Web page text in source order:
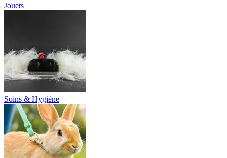
Jouets
Soins & Hygiène